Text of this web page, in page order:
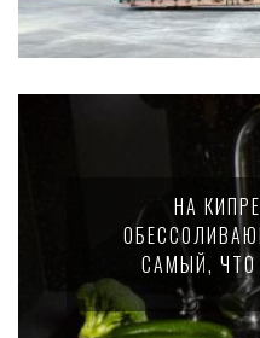
НА
САМЫЙ, ЧТО